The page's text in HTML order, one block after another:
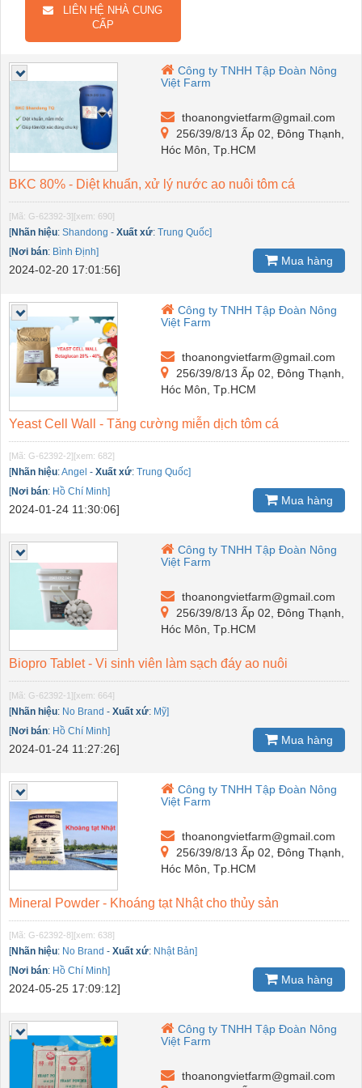
LIÊN HỆ NHÀ CUNG
CẤP
Công ty TNHH Tập Đoàn Nông
Việt Farm
thoanongvietfarm@gmail.com
256/39/8/13 Ấp 02, Đông Thạnh,
Hóc Môn, Tp.HCM
BKC 80% - Diệt khuẩn, xử lý nước ao nuôi tôm cá
[Mã: G-62392-3][xem: 690]
[Nhãn hiệu: Shandong - Xuất xứ: Trung Quốc]
[Nơi bán: Bình Định]
2024-02-20 17:01:56]
Mua hàng
Công ty TNHH Tập Đoàn Nông
Việt Farm
thoanongvietfarm@gmail.com
256/39/8/13 Ấp 02, Đông Thạnh,
Hóc Môn, Tp.HCM
Yeast Cell Wall - Tăng cường miễn dịch tôm cá
[Mã: G-62392-2][xem: 682]
[Nhãn hiệu:Angel - Xuất xứ: Trung Quốc]
[Nơi bán: Hồ Chí Minh]
2024-01-24 11:30:06]
Mua hàng
Công ty TNHH Tập Đoàn Nông
Việt Farm
thoanongvietfarm@gmail.com
256/39/8/13 Ấp 02, Đông Thạnh,
Hóc Môn, Tp.HCM
Biopro Tablet - Vi sinh viên làm sạch đáy ao nuôi
[Mã: G-62392-1][xem: 664]
[Nhãn hiệu: No Brand - Xuất xứ: Mỹ]
[Nơi bán: Hồ Chí Minh]
2024-01-24 11:27:26]
Mua hàng
Công ty TNHH Tập Đoàn Nông
Việt Farm
thoanongvietfarm@gmail.com
256/39/8/13 Ấp 02, Đông Thạnh,
Hóc Môn, Tp.HCM
Mineral Powder - Khoáng tạt Nhật cho thủy sản
[Mã: G-62392-8][xem: 638]
[Nhãn hiệu: No Brand - Xuất xứ: Nhật Bản]
[Nơi bán: Hồ Chí Minh]
2024-05-25 17:09:12]
Mua hàng
Công ty TNHH Tập Đoàn Nông
Việt Farm
thoanongvietfarm@gmail.com